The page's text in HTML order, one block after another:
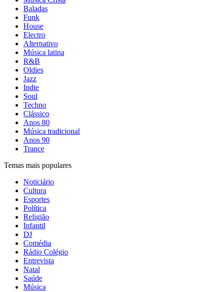
Baladas
Funk
House
Electro
Alternativo
Música latina
R&B
Oldies
Jazz
Indie
Soul
Techno
Clássico
Anos 80
Música tradicional
Anos 90
Trance
Temas mais populares
Noticiário
Cultura
Esportes
Política
Religião
Infantil
DJ
Comédia
Rádio Colégio
Entrevista
Natal
Saúde
Música